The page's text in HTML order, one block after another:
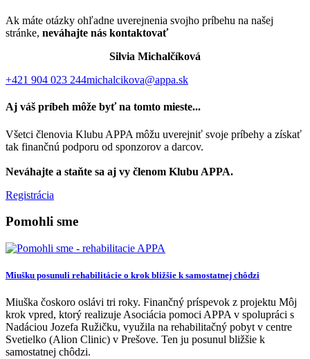
Ak máte otázky ohľadne uverejnenia svojho príbehu na našej
stránke, neváhajte nás kontaktovať
Silvia Michalčíková
+421 904 023 244michalcikova@appa.sk
Aj váš príbeh môže byť na tomto mieste...
Všetci členovia Klubu APPA môžu uverejniť svoje príbehy a získať
tak finančnú podporu od sponzorov a darcov.
Neváhajte a staňte sa aj vy členom Klubu APPA.
Registrácia
Pomohli sme
Miušku posunuli rehabilitácie o krok bližšie k samostatnej chôdzi
Miuška čoskoro oslávi tri roky. Finančný príspevok z projektu Môj
krok vpred, ktorý realizuje Asociácia pomoci APPA v spolupráci s
Nadáciou Jozefa Ružičku, využila na rehabilitačný pobyt v centre
Svetielko (Alion Clinic) v Prešove. Ten ju posunul bližšie k
samostatnej chôdzi.